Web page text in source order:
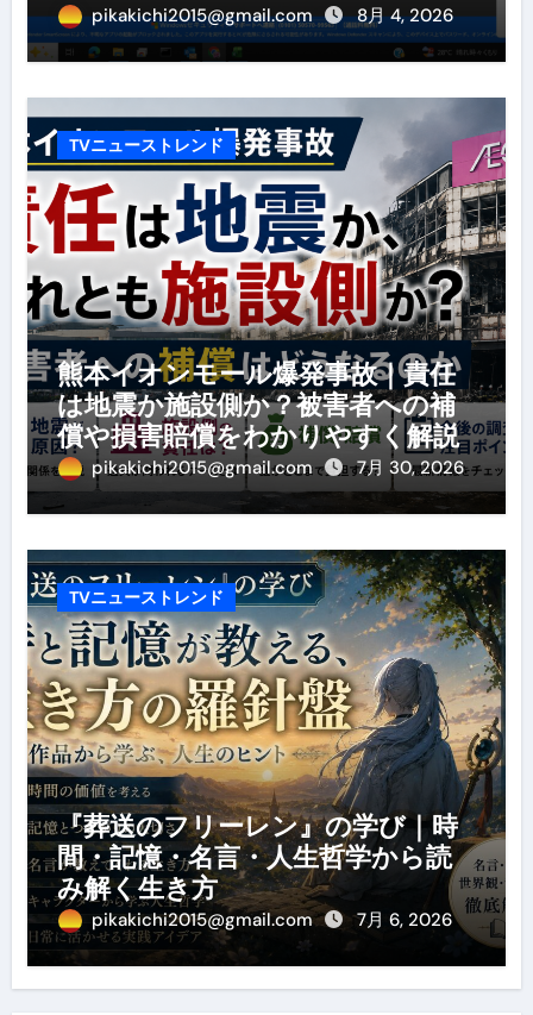
pikakichi2015@gmail.com 8月 4, 2026
TVニューストレンド
熊本イオンモール爆発事故｜責任
は地震か施設側か？被害者への補
償や損害賠償をわかりやすく解説
pikakichi2015@gmail.com 7月 30, 2026
TVニューストレンド
『葬送のフリーレン』の学び｜時
間・記憶・名言・人生哲学から読
み解く生き方
pikakichi2015@gmail.com 7月 6, 2026